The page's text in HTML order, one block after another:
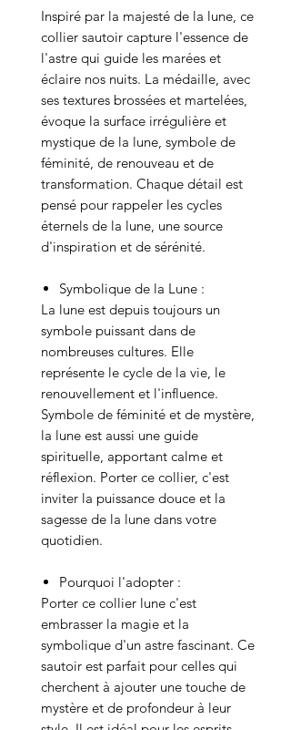
Inspiré par la majesté de la lune, ce
collier sautoir capture l'essence de
l'astre qui guide les marées et
éclaire nos nuits. La médaille, avec
ses textures brossées et martelées,
évoque la surface irrégulière et
mystique de la lune, symbole de
féminité, de renouveau et de
transformation. Chaque détail est
pensé pour rappeler les cycles
éternels de la lune, une source
d'inspiration et de sérénité.
Symbolique de la Lune :
La lune est depuis toujours un
symbole puissant dans de
nombreuses cultures. Elle
représente le cycle de la vie, le
renouvellement et l'influence.
Symbole de féminité et de mystère,
la lune est aussi une guide
spirituelle, apportant calme et
réflexion. Porter ce collier, c'est
inviter la puissance douce et la
sagesse de la lune dans votre
quotidien.
Pourquoi l'adopter :
Porter ce collier lune c'est
embrasser la magie et la
symbolique d'un astre fascinant. Ce
sautoir est parfait pour celles qui
cherchent à ajouter une touche de
mystère et de profondeur à leur